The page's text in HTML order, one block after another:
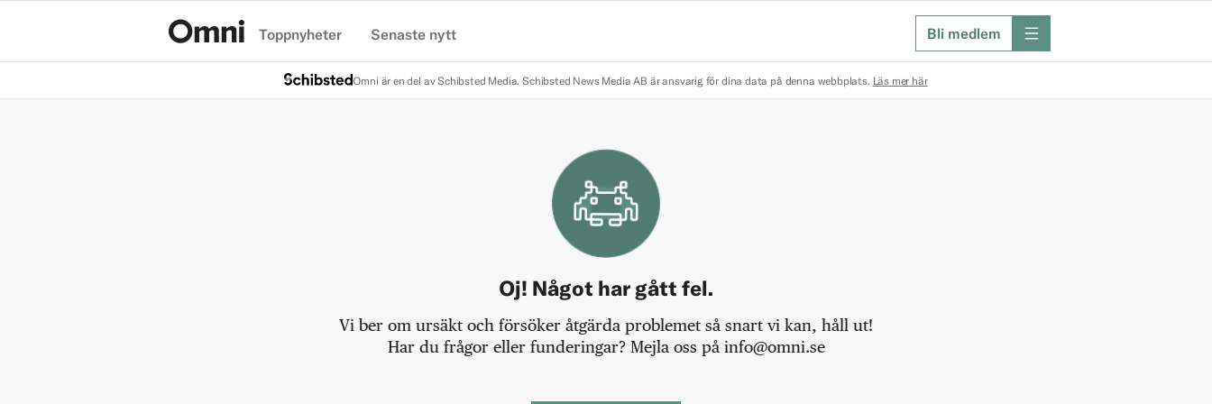
Toppnyheter Senaste nytt Bli medlem meny
Omni är en del av Schibsted Media. Schibsted News Media AB är ansvarig för dina data på denna webbplats. Läs mer här
Oj! Något har gått fel.
Vi ber om ursäkt och försöker åtgärda problemet så snart vi kan, håll ut!
Har du frågor eller funderingar? Mejla oss på info@omni.se